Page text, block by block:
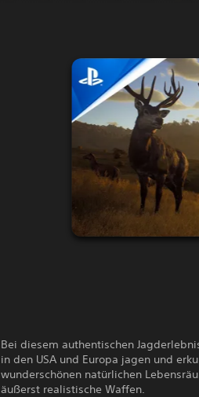
Bei diesem authentischen
in den USA und Europa jagen und
wunderschönen natürlichen
äußerst realistische Waffen.